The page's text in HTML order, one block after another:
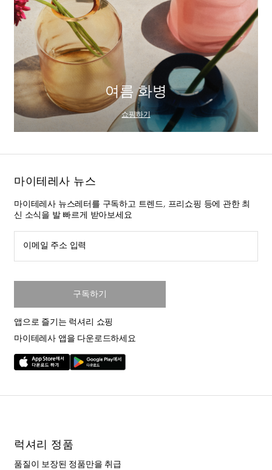
여름 화병
쇼핑하기
마이테레사 뉴스
마이테레사 뉴스레터를 구독하고 트렌드, 프리쇼핑 등에 관한 최
신 소식을 발 빠르게 받아보세요
이메일 주소 입력
구독하기
앱으로 즐기는 럭셔리 쇼핑
마이테레사 앱을 다운로드하세요
럭셔리 정품
품질이 보장된 정품만을 취급